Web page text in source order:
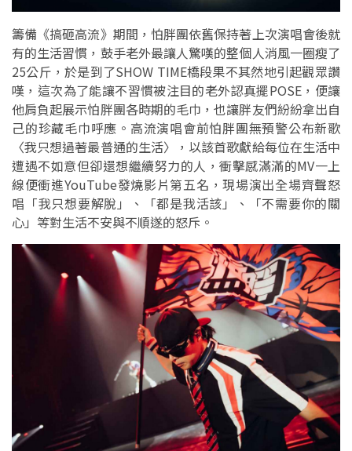
籌備《搞砸高流》期間，怕胖團依舊保持著上次演唱會後就
有的生活習慣，鼓手老外最讓人驚嘆的整個人消風一圈瘦了
25公斤，於是到了SHOW TIME橋段果不其然地引起觀眾讚
嘆，這次為了能讓不習慣被注目的老外認真擺POSE，便讓
他肩負起展示怕胖團各時期的毛巾，也讓胖友們紛紛拿出自
己的珍藏毛巾呼應。高流演唱會前怕胖團無預警公布新歌
〈我只想過著最普通的生活〉，以該首歌獻給每位在生活中
遭遇不如意但卻還想繼續努力的人，衝擊感滿滿的MV一上
線便衝進YouTube發燒影片第五名，現場演出全場齊聲怒
唱「我只想要解脫」、「都是我活該」、「不需要你的關
心」等對生活不安與不順遂的怒斥。